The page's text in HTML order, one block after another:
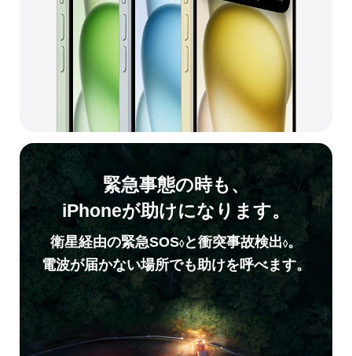
緊急事態の時も、
iPhoneが助けになります。
衛星経由の緊急SOS◊と衝突事故検出◊。
電波が届かない場所でも助けを呼べます。